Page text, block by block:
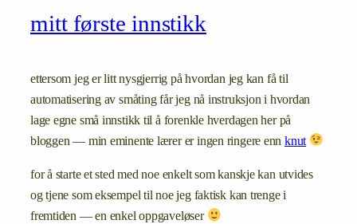
mitt første innstikk
ettersom jeg er litt nysgjerrig på hvordan jeg kan få til
automatisering av småting får jeg nå instruksjon i hvordan
lage egne små innstikk til å forenkle hverdagen her på
bloggen — min eminente lærer er ingen ringere enn knut
for å starte et sted med noe enkelt som kanskje kan utvides
og tjene som eksempel til noe jeg faktisk kan trenge i
fremtiden — en enkel oppgaveløser